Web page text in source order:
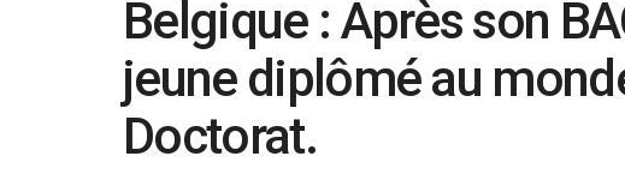
Belgique : Après son
jeune diplômé au
Doctorat.